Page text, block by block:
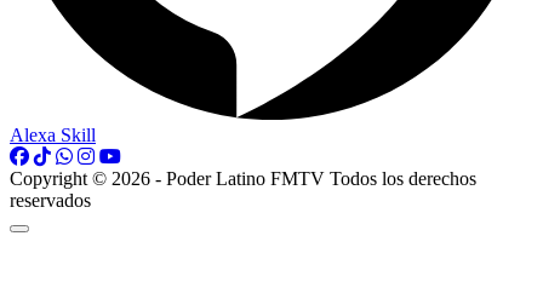
Alexa Skill
Copyright © 2026 - Poder Latino FMTV Todos los derechos
reservados